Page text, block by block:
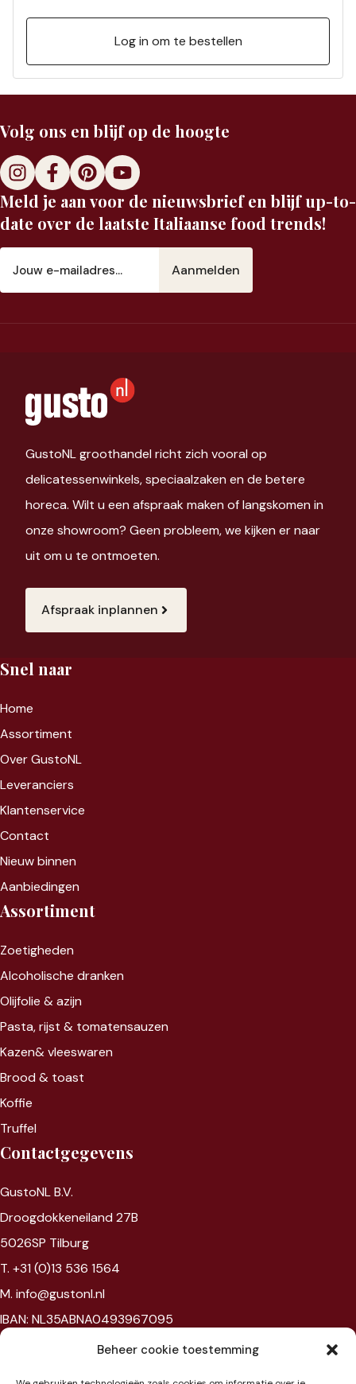
Beheer cookie toestemming
Log in om te bestellen
Volg ons en blijf op de hoogte
Meld je aan voor de nieuwsbrief en blijf up-to-
date over de laatste Italiaanse food trends!
mailadres
GustoNL groothandel richt zich vooral op
delicatessenwinkels, speciaalzaken en de betere
horeca. Wilt u een afspraak maken of langskomen in
onze showroom? Geen probleem, we kijken er naar
uit om u te ontmoeten.
Afspraak inplannen
Snel naar
Home
Assortiment
Over GustoNL
Leveranciers
Klantenservice
Contact
Nieuw binnen
Aanbiedingen
Assortiment
Zoetigheden
Alcoholische dranken
Olijfolie & azijn
Pasta, rijst & tomatensauzen
Kazen&vleeswaren
Brood & toast
Koffie
Truffel
Contactgegevens
GustoNL B.V.
Droogdokkeneiland 27B
5026SP Tilburg
T. +31 (0)13 536 1564
M. info@gustonl.nl
IBAN: NL35ABNA0493967095
VAT: NL867594172B01